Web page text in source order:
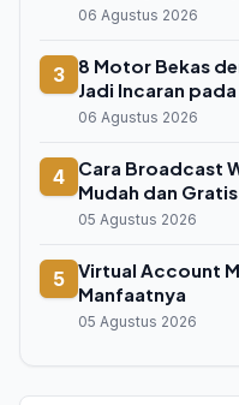
06 Agustus 2026
3
8 Motor Bekas
Jadi Incaran
06 Agustus 2026
4
Cara Broadcast
Mudah dan Gratis
05 Agustus 2026
5 Virtual Account
Manfaatnya
05 Agustus 2026